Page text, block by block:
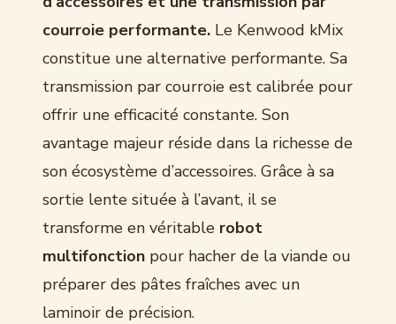
courroie performante. Le Kenwood kMix
constitue une alternative performante. Sa
transmission par courroie est calibrée pour
offrir une efficacité constante. Son
avantage majeur réside dans la richesse de
son écosystème d’accessoires. Grâce à sa
sortie lente située à l’avant, il se
transforme en véritable robot
multifonction pour hacher de la viande ou
préparer des pâtes fraîches avec un
laminoir de précision.